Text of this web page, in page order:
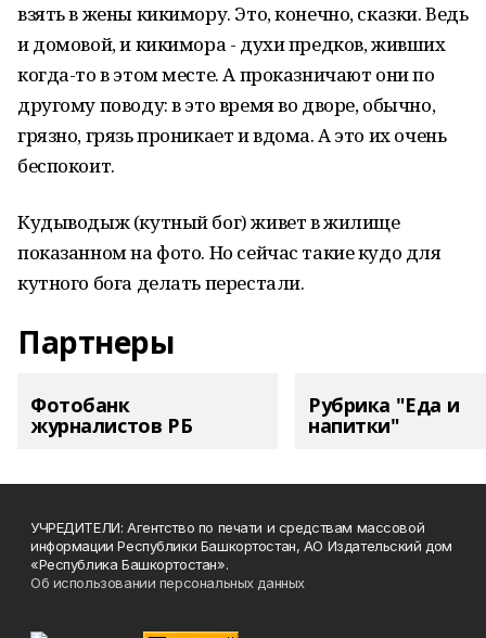
взять в жены кикимору. Это, конечно, сказки. Ведь
и домовой, и кикимора - духи предков, живших
когда-то в этом месте. А проказничают они по
другому поводу: в это время во дворе, обычно,
грязно, грязь проникает и вдома. А это их очень
беспокоит.
Кудыводыж (кутный бог) живет в жилище
показанном на фото. Но сейчас такие кудо для
кутного бога делать перестали.
Партнеры
Фотобанк
журналистов РБ
Рубрика "Еда и
напитки"
УЧРЕДИТЕЛИ: Агентство по печати и средствам массовой
информации Республики Башкортостан, АО Издательский дом
«Республика Башкортостан».
Об использовании персональных данных